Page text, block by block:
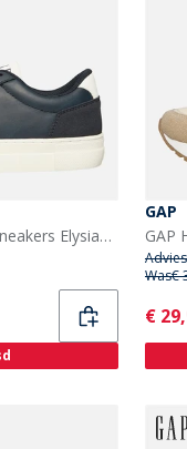
GAP Heren Portland II Sneakers Elysian Blue
GAP
Was€
€